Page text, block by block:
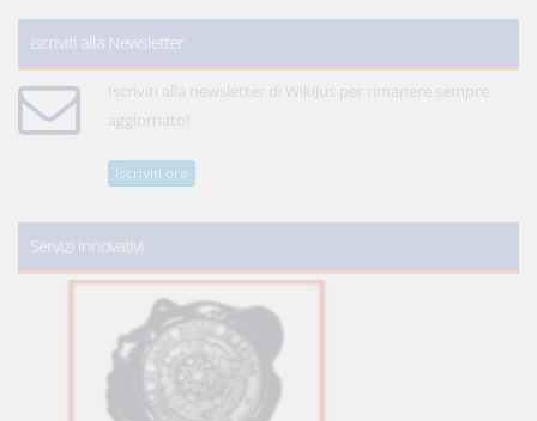
Iscriviti alla Newsletter
Iscriviti alla newsletter di WikiJus per rimanere sempre
aggiornato!
Iscriviti ora
Servizi innovativi